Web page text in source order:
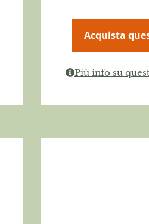
Acquista
Più info su